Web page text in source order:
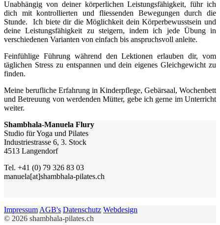
Unabhängig von deiner körperlichen Leistungsfähigkeit, führ ich
dich mit kontrollierten und fliessenden Bewegungen durch die
Stunde. Ich biete dir die Möglichkeit dein Körperbewusstsein und
deine Leistungsfähigkeit zu steigern, indem ich jede Übung in
verschiedenen Varianten von einfach bis anspruchsvoll anleite.
Feinfühlige Führung während den Lektionen erlauben dir, vom
täglichen Stress zu entspannen und dein eigenes Gleichgewicht zu
finden.
Meine berufliche Erfahrung in Kinderpflege, Gebärsaal, Wochenbett
und Betreuung von werdenden Mütter, gebe ich gerne im Unterricht
weiter.
Shambhala-Manuela Flury
Studio für Yoga und Pilates
Industriestrasse 6, 3. Stock
4513 Langendorf
Tel. +41 (0) 79 326 83 03
manuela[at]shambhala-pilates.ch
ImpressumAGB's Datenschutz Webdesign
© 2026 shambhala-pilates.ch